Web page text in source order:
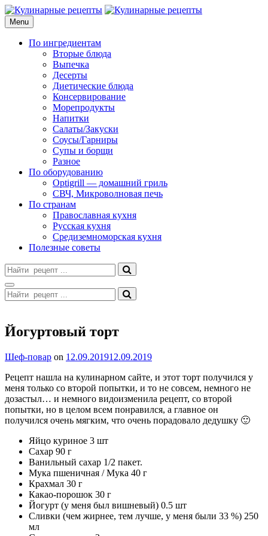
Skip
to
content
Кулинарные рецепты
для домашнего приготовления
Menu
По ингредиентам
Вторые блюда
Выпечка
Десерты
Диетические блюда
Консервирование
Морепродукты
Напитки
Салаты/Закуски
Соусы/Гарниры
Супы и борщи
Разное
По оборудованию
Optigrill — домашний гриль
СВЧ, Микроволновая печь
По странам
Православная кухня
Русская кухня
Средиземноморская кухня
Полезные советы
Search
for:
Search
Search
for:
Йогуртовый торт
By
Шеф-повар on 12.09.201912.09.2019
Рецепт нашла на кулинарном сайте, и этот торт получился у
меня только со второй попытки, и то не совсем, немного не
дозастыл… и немного видоизменила рецепт, со второй
попытки, но в целом всем понравился, а главное он
получился очень мягким, что очень порадовало дедушку 🙂
Яйцо куриное 3 шт
Сахар 90 г
Ванильный сахар 1/2 пакет.
Мука пшеничная / Мука 40 г
Крахмал 30 г
Какао-порошок 30 г
Йогурт (у меня был вишнeвый) 0.5 шт
Сливки (чем жирнее, тем лучше, у меня были 33 %) 250
мл